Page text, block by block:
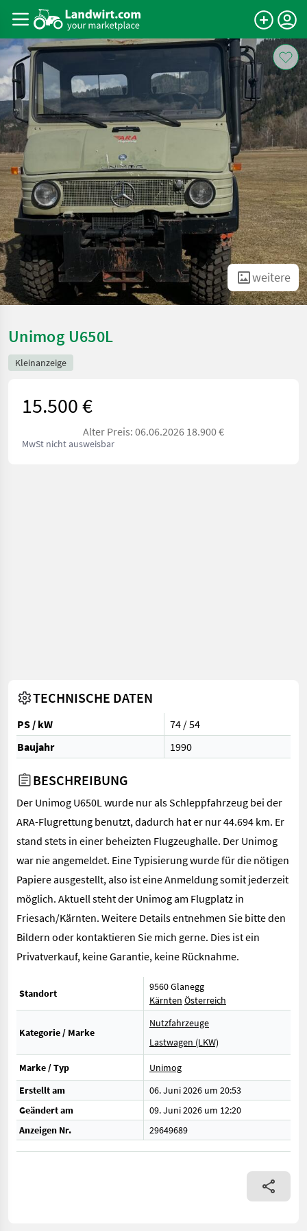
weitere
Unimog U650L
Kleinanzeige
15.500 €
Alter Preis: 06.06.2026 18.900 €
MwSt nicht ausweisbar
TECHNISCHE DATEN
PS / kW
74 / 54
Baujahr
1990
BESCHREIBUNG
Der Unimog U650L wurde nur als Schleppfahrzeug bei der
ARA-Flugrettung benutzt, dadurch hat er nur 44.694 km. Er
stand stets in einer beheizten Flugzeughalle. Der Unimog
war nie angemeldet. Eine Typisierung wurde für die nötigen
Papiere ausgestellt, also ist eine Anmeldung somit jederzeit
möglich. Aktuell steht der Unimog am Flugplatz in
Friesach/Kärnten. Weitere Details entnehmen Sie bitte den
Bildern oder kontaktieren Sie mich gerne. Dies ist ein
Privatverkauf, keine Garantie, keine Rücknahme.
Standort
9560 Glanegg
Kärnten Österreich
Kategorie / Marke
Nutzfahrzeuge
Lastwagen (LKW)
Marke / Typ
Unimog
Erstellt am
06. Juni 2026 um 20:53
Geändert am
09. Juni 2026 um 12:20
Anzeigen Nr.
29649689